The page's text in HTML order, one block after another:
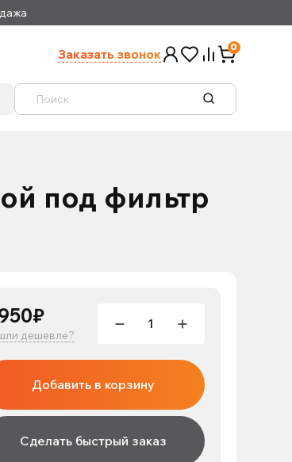
Заказать звонок 0
под фильтр
дешевле?
Добавить в корзину
Сделать быстрый заказ